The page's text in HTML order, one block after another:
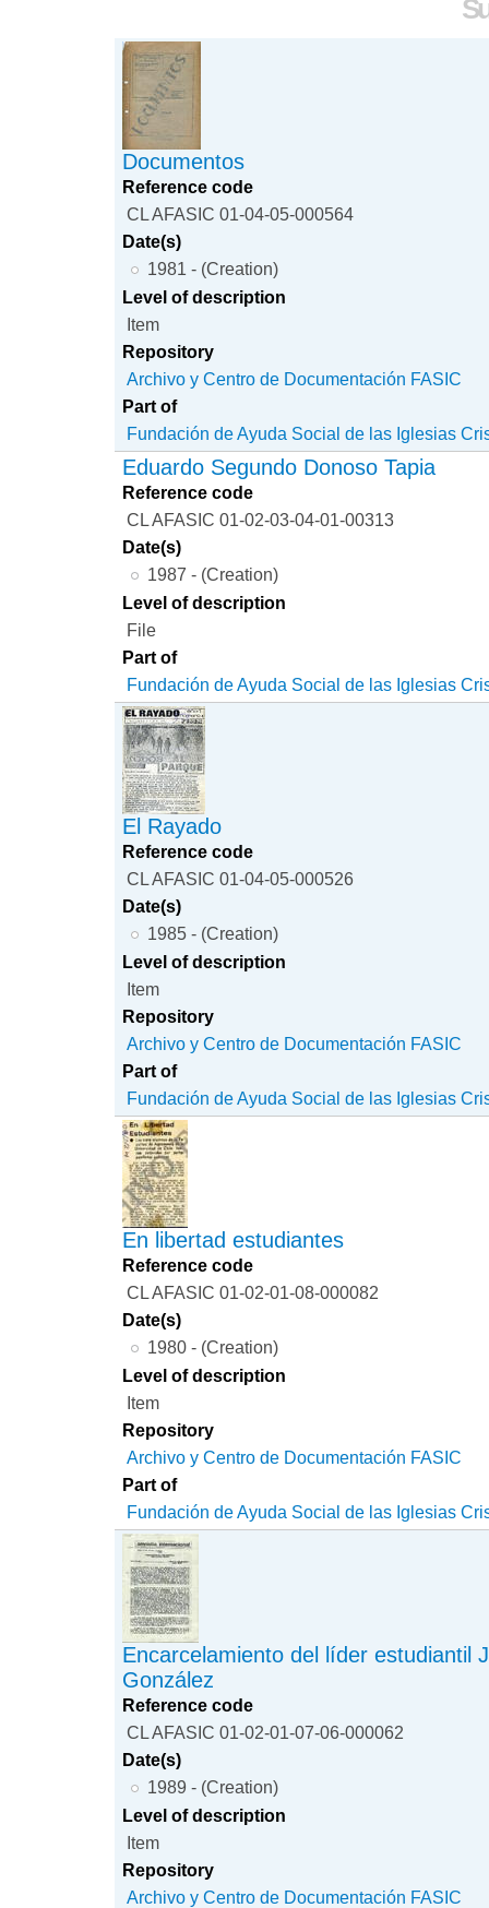
Documentos
Reference code
CL AFASIC 01-04-05-000564
Date(s)
1981 - (Creation)
Level of description
Item
Repository
Archivo y Centro de Documentación FASIC
Part of
Fundación de Ayuda Social de las Iglesias
Eduardo Segundo Donoso Tapia
Reference code
CL AFASIC 01-02-03-04-01-00313
Date(s)
1987 - (Creation)
Level of description
File
Part of
Fundación de Ayuda Social de las Iglesias
El Rayado
Reference code
CL AFASIC 01-04-05-000526
Date(s)
1985 - (Creation)
Level of description
Item
Repository
Archivo y Centro de Documentación FASIC
Part of
Fundación de Ayuda Social de las Iglesias
En libertad estudiantes
Reference code
CL AFASIC 01-02-01-08-000082
Date(s)
1980 - (Creation)
Level of description
Item
Repository
Archivo y Centro de Documentación FASIC
Part of
Fundación de Ayuda Social de las Iglesias
Encarcelamiento del líder estudiantil
González
Reference code
CL AFASIC 01-02-01-07-06-000062
Date(s)
1989 - (Creation)
Level of description
Item
Repository
Archivo y Centro de Documentación FASIC